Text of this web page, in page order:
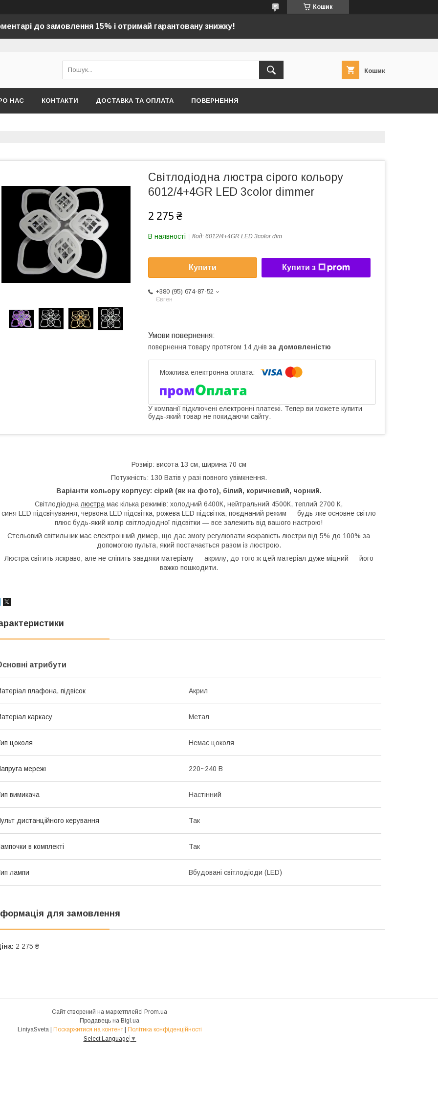
Кошик
до замовлення 15% і отримай гарантовану знижку!
Кошик
НАС КОНТАКТИ ДОСТАВКА ТА ОПЛАТА ПОВЕРНЕННЯ
Світлодіодна люстра сірого кольору
6012/4+4GR LED 3color dimmer
2 275 ₴
В наявності Код: 6012/4+4GR LED 3color dim
Купити Купити з
+380 (95) 674-87-52
Євген
повернення товару протягом 14 днів за домовленістю
У компанії підключені електронні платежі. Тепер ви можете купити
будь-який товар не покидаючи сайту.
Розмір: висота 13 см, ширина 70 см
Потужність: 130 Ватів у разі повного увімкнення.
Варіанти кольору корпусу: сірий (як на фото), білий, коричневий, чорний.
Світлодіодна люстра має кілька режимів: холодний 6400К, нейтральний 4500К, теплий 2700 К,
синя LED підсвічування, червона LED підсвітка, рожева LED підсвітка, поєднаний режим — будь-яке основне світло
плюс будь-який колір світлодіодної підсвітки — все залежить від вашого настрою!
Стельовий світильник має електронний димер, що дає змогу регулювати яскравість люстри від 5% до 100% за
допомогою пульта, який постачається разом із люстрою.
Люстра світить яскраво, але не сліпить завдяки матеріалу — акрилу, до того ж цей матеріал дуже міцний — його
важко пошкодити.
атрибути
плафона, підвісок Акрил
каркасу Метал
цоколя Немає цоколя
мережі 220~240 В
вимикача Настінний
дистанційного керування Так
в комплекті Так
лампи Вбудовані світлодіоди (LED)
для замовлення
2 275 ₴
Сайт створений на маркетплейсі Prom.ua
Продавець на Bigl.ua
LiniyaSveta | Поскаржитися на контент | Політика конфіденційності
Select Language ▼